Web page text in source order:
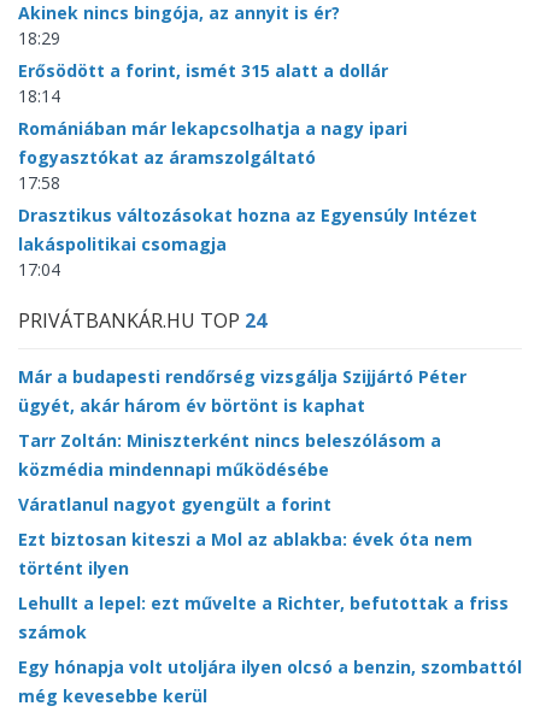
Akinek nincs bingója, az annyit is ér?
18:29
Erősödött a forint, ismét 315 alatt a dollár
18:14
Romániában már lekapcsolhatja a nagy ipari
fogyasztókat az áramszolgáltató
17:58
Drasztikus változásokat hozna az Egyensúly Intézet
lakáspolitikai csomagja
17:04
PRIVÁTBANKÁR.HU TOP 24
Már a budapesti rendőrség vizsgálja Szijjártó Péter
ügyét, akár három év börtönt is kaphat
Tarr Zoltán: Miniszterként nincs beleszólásom a
közmédia mindennapi működésébe
Váratlanul nagyot gyengült a forint
Ezt biztosan kiteszi a Mol az ablakba: évek óta nem
történt ilyen
Lehullt a lepel: ezt művelte a Richter, befutottak a friss
számok
Egy hónapja volt utoljára ilyen olcsó a benzin, szombattól
még kevesebbe kerül